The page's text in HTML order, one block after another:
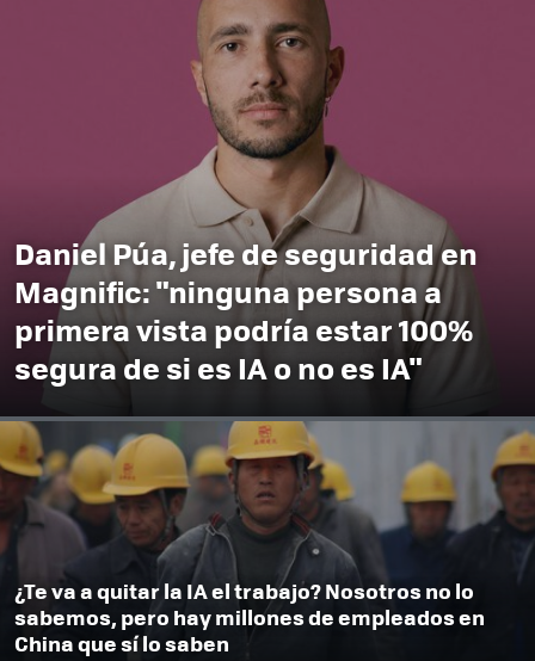
Daniel Púa, jefe de seguridad en
Magnific: "ninguna persona a
primera vista podría estar 100%
segura de si es IA o no es IA"
¿Te va a quitar la IA el trabajo? Nosotros no lo
sabemos, pero hay millones de empleados en
China que sí lo saben